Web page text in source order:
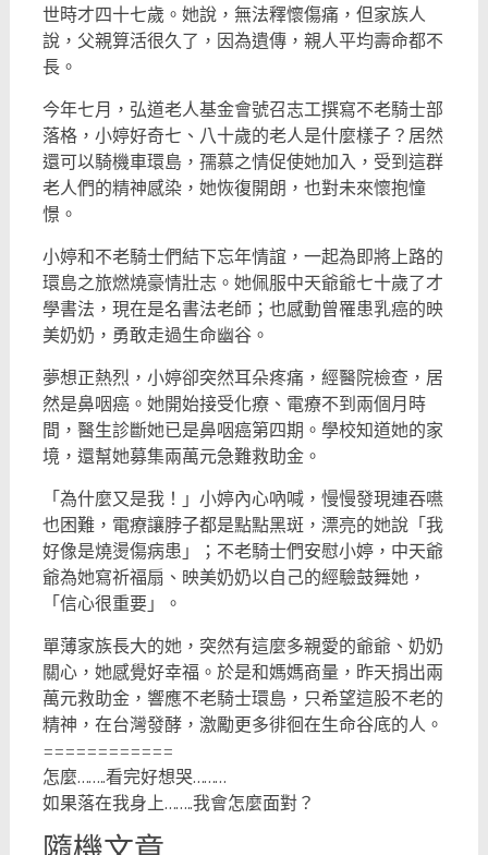
世時才四十七歲。她說，無法釋懷傷痛，但家族人
說，父親算活很久了，因為遺傳，親人平均壽命都不
長。
今年七月，弘道老人基金會號召志工撰寫不老騎士部
落格，小婷好奇七、八十歲的老人是什麼樣子？居然
還可以騎機車環島，孺慕之情促使她加入，受到這群
老人們的精神感染，她恢復開朗，也對未來懷抱憧
憬。
小婷和不老騎士們結下忘年情誼，一起為即將上路的
環島之旅燃燒豪情壯志。她佩服中天爺爺七十歲了才
學書法，現在是名書法老師；也感動曾罹患乳癌的映
美奶奶，勇敢走過生命幽谷。
夢想正熱烈，小婷卻突然耳朵疼痛，經醫院檢查，居
然是鼻咽癌。她開始接受化療、電療不到兩個月時
間，醫生診斷她已是鼻咽癌第四期。學校知道她的家
境，還幫她募集兩萬元急難救助金。
「為什麼又是我！」小婷內心吶喊，慢慢發現連吞嚥
也困難，電療讓脖子都是點點黑斑，漂亮的她說「我
好像是燒燙傷病患」；不老騎士們安慰小婷，中天爺
爺為她寫祈福扇、映美奶奶以自己的經驗鼓舞她，
「信心很重要」。
單薄家族長大的她，突然有這麼多親愛的爺爺、奶奶
關心，她感覺好幸福。於是和媽媽商量，昨天捐出兩
萬元救助金，響應不老騎士環島，只希望這股不老的
精神，在台灣發酵，激勵更多徘徊在生命谷底的人。
============
怎麼……..看完好想哭………
如果落在我身上……..我會怎麼面對？